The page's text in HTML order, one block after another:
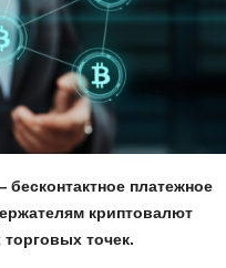
платежное
криптовалют
точек.